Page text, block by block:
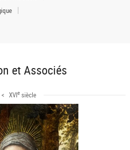
et Associés
< XVIesiècle